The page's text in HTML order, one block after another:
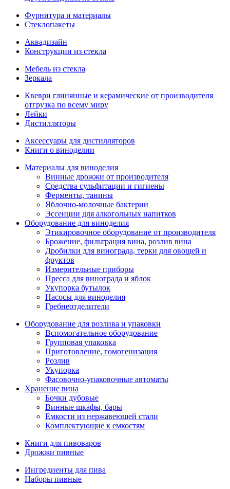
Фурнитура и материалы
Стеклопакеты
Аквадизайн
Конструкции из стекла
Мебель из стекла
Зеркала
Квеври глинянные и керамические от производителя
отгрузка по всему миру
Лейки
Дистилляторы
Аксессуары для дистилляторов
Книги о виноделии
Материалы для виноделия
Винные дрожжи от производителя
Средства сульфитации и гигиены
Ферменты, танины
Яблочно-молочные бактерии
Эссенции для алкогольных напитков
Оборудование для виноделия
Этикировочное оборудование от производителя
Брожение, фильтрация вина, розлив вина
Дробилки для винограда, терки для овощей и
фруктов
Измерительные приборы
Пресса для винограда и яблок
Укупорка бутылок
Насосы для виноделия
Гребнеотделители
Оборудование для розлива и упаковки
Вспомогательное оборудование
Групповая упаковка
Приготовление, гомогенизация
Розлив
Укупорка
Фасовочно-упаковочные автоматы
Хранение вина
Бочки дубовые
Винные шкафы, бары
Емкости из нержавеющей стали
Комплектующие к емкостям
Книги для пивоваров
Дрожжи пивные
Ингредиенты для пива
Наборы пивные